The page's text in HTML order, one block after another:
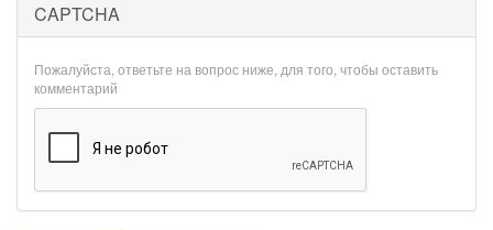
CAPTCHA
Пожалуйста, ответьте на вопрос ниже, для того, чтобы оставить
комментарий